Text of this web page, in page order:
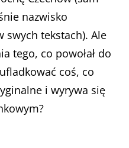
nazwisko
swych tekstach). Ale
tego, co powołał do
coś, co
i wyrywa się